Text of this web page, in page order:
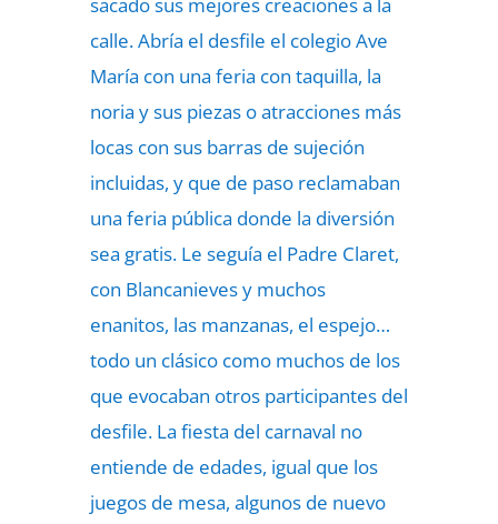
calle. Abría el desfile el colegio Ave
María con una feria con taquilla, la
noria y sus piezas o atracciones más
locas con sus barras de sujeción
incluidas, y que de paso reclamaban
una feria pública donde la diversión
sea gratis. Le seguía el Padre Claret,
con Blancanieves y muchos
enanitos, las manzanas, el espejo…
todo un clásico como muchos de los
que evocaban otros participantes del
desfile. La fiesta del carnaval no
entiende de edades, igual que los
juegos de mesa, algunos de nuevo